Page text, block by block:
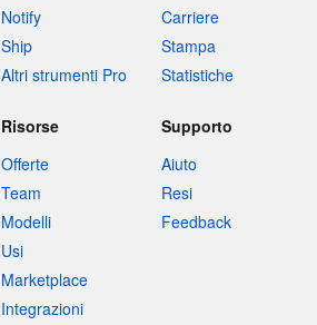
Notify
Ship
Altri strumenti Pro
Carriere
Stampa
Statistiche
Risorse
Offerte
Team
Modelli
Usi
Marketplace
Integrazioni
Supporto
Aiuto
Resi
Feedback